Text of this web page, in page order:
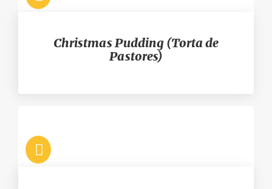
Christmas Pudding (Torta de
Pastores)